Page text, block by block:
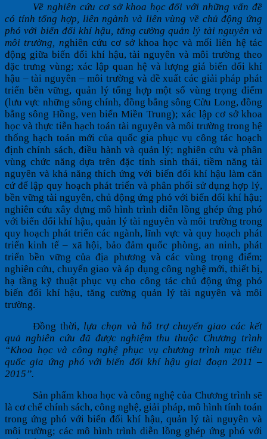
Về nghiên cứu cơ sở khoa học đối với những vấn đề
có tính tổng hợp, liên ngành và liên vùng về chủ động ứng
phó với biến đổi khí hậu, tăng cường quản lý tài nguyên và
môi trường, nghiên cứu cơ sở khoa học và mối liên hệ tác
động giữa biến đổi khí hậu, tài nguyên và môi trường theo
đặc trưng vùng; xác lập quan hệ và lượng giá biến đổi khí
hậu – tài nguyên – môi trường và đề xuất các giải pháp phát
triển bền vững, quản lý tổng hợp một số vùng trọng điểm
(lưu vực những sông chính, đồng bằng sông Cửu Long, đồng
bằng sông Hồng, ven biển Miền Trung); xác lập cơ sở khoa
học và thực tiễn hạch toán tài nguyên và môi trường trong hệ
thống hạch toán mới của quốc gia phục vụ công tác hoạch
định chính sách, điều hành và quản lý; nghiên cứu và phân
vùng chức năng dựa trên đặc tính sinh thái, tiềm năng tài
nguyên và khả năng thích ứng với biến đổi khí hậu làm căn
cứ để lập quy hoạch phát triển và phân phối sử dụng hợp lý,
bền vững tài nguyên, chủ động ứng phó với biến đổi khí hậu;
nghiên cứu xây dựng mô hình trình diễn lồng ghép ứng phó
với biến đổi khí hậu, quản lý tài nguyên và môi trường trong
quy hoạch phát triển các ngành, lĩnh vực và quy hoạch phát
triển kinh tế – xã hội, bảo đảm quốc phòng, an ninh, phát
triển bền vững của địa phương và các vùng trọng điểm;
nghiên cứu, chuyển giao và áp dụng công nghệ mới, thiết bị,
hạ tầng kỹ thuật phục vụ cho công tác chủ động ứng phó
biến đổi khí hậu, tăng cường quản lý tài nguyên và môi
trường.
Đồng thời, lựa chọn và hỗ trợ chuyển giao các kết
quả nghiên cứu đã được nghiệm thu thuộc Chương trình
“Khoa học và công nghệ phục vụ chương trình mục tiêu
quốc gia ứng phó với biến đổi khí hậu giai đoạn 2011 –
2015”.
Sản phẩm khoa học và công nghệ của Chương trình sẽ
là cơ chế chính sách, công nghệ, giải pháp, mô hình tính toán
trong ứng phó với biến đổi khí hậu, quản lý tài nguyên và
môi trường; các mô hình trình diễn lồng ghép ứng phó với